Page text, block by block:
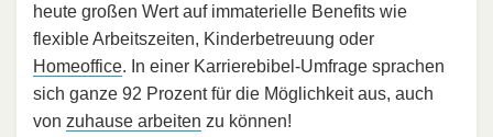
heute großen Wert auf immaterielle Benefits wie
flexible Arbeitszeiten, Kinderbetreuung oder
Homeoffice. In einer Karrierebibel-Umfrage sprachen
sich ganze 92 Prozent für die Möglichkeit aus, auch
von zuhause arbeiten zu können!